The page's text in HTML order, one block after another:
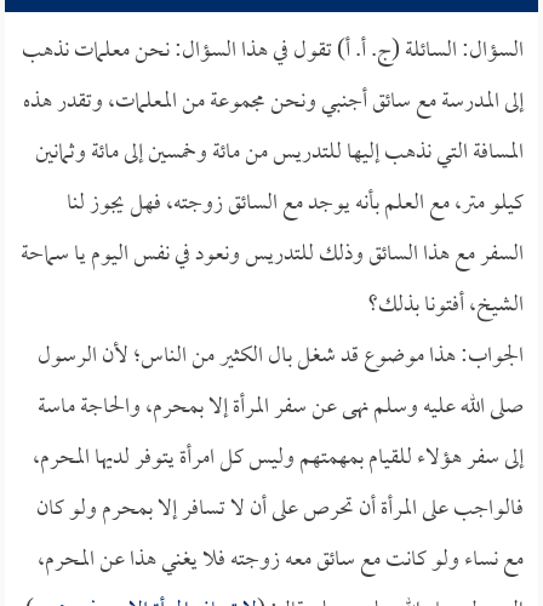
السؤال: السائلة (ج. أ. أ) تقول في هذا السؤال: نحن معلمات نذهب
إلى المدرسة مع سائق أجنبي ونحن مجموعة من المعلمات، وتقدر هذه
المسافة التي نذهب إليها للتدريس من مائة وخمسين إلى مائة وثمانين
كيلو متر، مع العلم بأنه يوجد مع السائق زوجته، فهل يجوز لنا
السفر مع هذا السائق وذلك للتدريس ونعود في نفس اليوم يا سماحة
الشيخ، أفتونا بذلك؟
الجواب: هذا موضوع قد شغل بال الكثير من الناس؛ لأن الرسول
صلى الله عليه وسلم نهى عن سفر المرأة إلا بمحرم، والحاجة ماسة
إلى سفر هؤلاء للقيام بمهمتهم وليس كل امرأة يتوفر لديها المحرم،
فالواجب على المرأة أن تحرص على أن لا تسافر إلا بمحرم ولو كان
مع نساء ولو كانت مع سائق معه زوجته فلا يغني هذا عن المحرم،